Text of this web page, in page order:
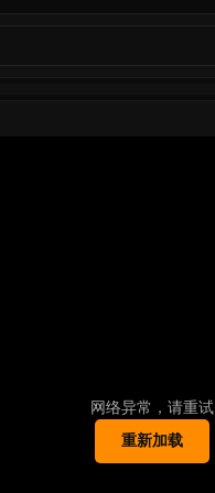
网络异常，请重试
重新加载